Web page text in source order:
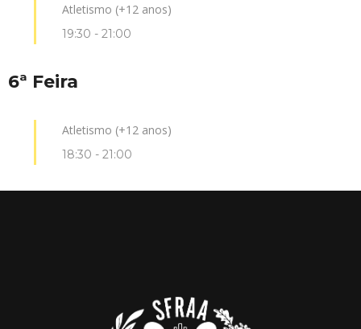
Atletismo (+12 anos)
19:30 - 21:00
6ª Feira
Atletismo (+12 anos)
18:30 - 21:00